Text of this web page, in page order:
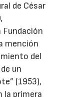
de César
Fundación
mención
del
un
(1953),
la primera